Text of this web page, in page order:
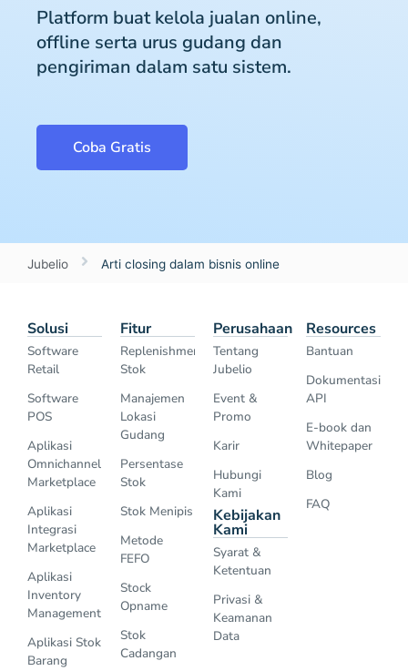
Platform buat kelola jualan online,
offline serta urus gudang dan
pengiriman dalam satu sistem.
Coba Gratis
Jubelio Arti closing dalam bisnis online
Solusi
Software
Retail
Software
POS
Aplikasi
Omnichannel
Marketplace
Aplikasi
Integrasi
Marketplace
Aplikasi
Inventory
Management
Aplikasi Stok
Barang
Fitur
Replenishment
Stok
Manajemen
Lokasi
Gudang
Persentase
Stok
Stok Menipis
Metode
FEFO
Stock
Opname
Stok
Cadangan
Perusahaan
Tentang
Jubelio
Event &
Promo
Karir
Hubungi
Kami
Kebijakan
Kami
Syarat &
Ketentuan
Privasi &
Keamanan
Data
Resources
Bantuan
Dokumentasi
API
E-book dan
Whitepaper
Blog
FAQ